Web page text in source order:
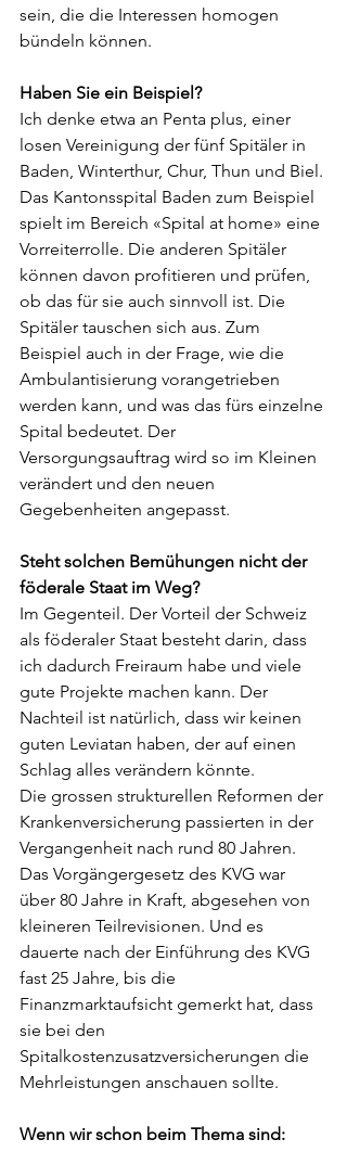
sein, die die Interessen homogen
bündeln können.
Haben Sie ein Beispiel?
Ich denke etwa an Penta plus, einer
losen Vereinigung der fünf Spitäler in
Baden, Winterthur, Chur, Thun und Biel.
Das Kantonsspital Baden zum Beispiel
spielt im Bereich «Spital at home» eine
Vorreiterrolle. Die anderen Spitäler
können davon profitieren und prüfen,
ob das für sie auch sinnvoll ist. Die
Spitäler tauschen sich aus. Zum
Beispiel auch in der Frage, wie die
Ambulantisierung vorangetrieben
werden kann, und was das fürs einzelne
Spital bedeutet. Der
Versorgungsauftrag wird so im Kleinen
verändert und den neuen
Gegebenheiten angepasst.
Steht solchen Bemühungen nicht der
föderale Staat im Weg?
Im Gegenteil. Der Vorteil der Schweiz
als föderaler Staat besteht darin, dass
ich dadurch Freiraum habe und viele
gute Projekte machen kann. Der
Nachteil ist natürlich, dass wir keinen
guten Leviatan haben, der auf einen
Schlag alles verändern könnte.
Die grossen strukturellen Reformen der
Krankenversicherung passierten in der
Vergangenheit nach rund 80 Jahren.
Das Vorgängergesetz des KVG war
über 80 Jahre in Kraft, abgesehen von
kleineren Teilrevisionen. Und es
dauerte nach der Einführung des KVG
fast 25 Jahre, bis die
Finanzmarktaufsicht gemerkt hat, dass
sie bei den
Spitalkostenzusatzversicherungen die
Mehrleistungen anschauen sollte.
Wenn wir schon beim Thema sind: